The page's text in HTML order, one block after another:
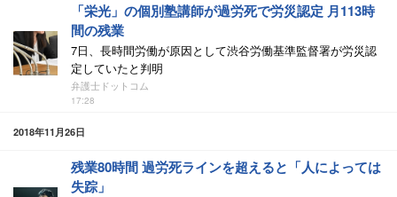
「栄光」の個別塾講師が過労死で労災認定 月113時
間の残業
7日、長時間労働が原因として渋谷労働基準監督署が労災認
定していたと判明
弁護士ドットコム
17:28
2018年11月26日
残業80時間 過労死ラインを超えると「人によっては
失踪」